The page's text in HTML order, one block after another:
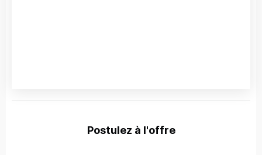
Postulez à l'offre